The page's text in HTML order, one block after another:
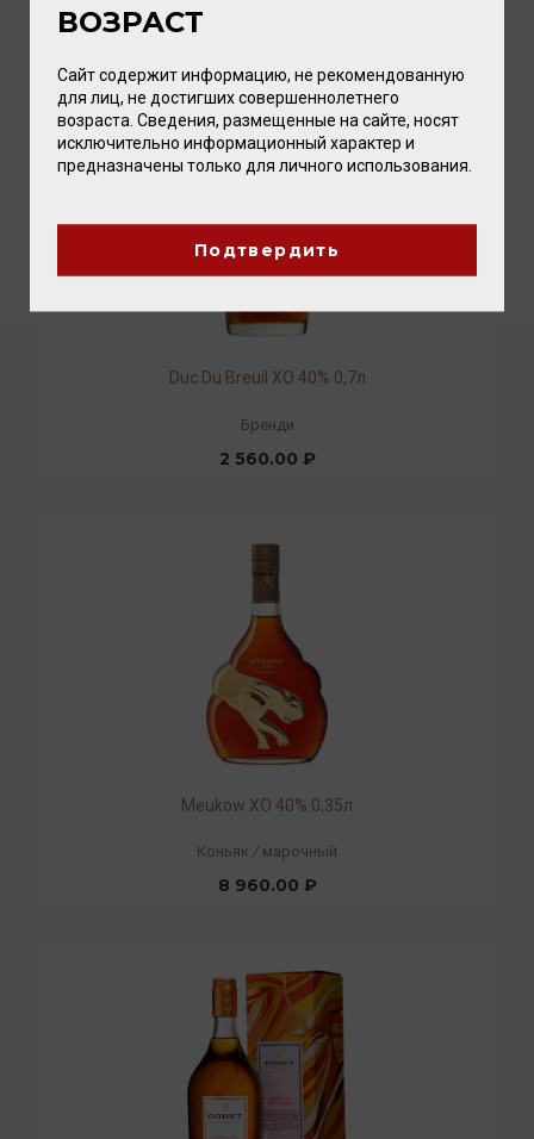
Duc Du Breuil XO 40% 0,7л
Бренди
2 560.00 ₽
Meukow XO 40% 0,35л
Коньяк / марочный
8 960.00 ₽
ВОЗРАСТ
Сайт содержит информацию, не рекомендованную
для лиц, не достигших совершеннолетнего
возраста. Сведения, размещенные на сайте, носят
исключительно информационный характер и
предназначены только для личного использования.
Подтвердить